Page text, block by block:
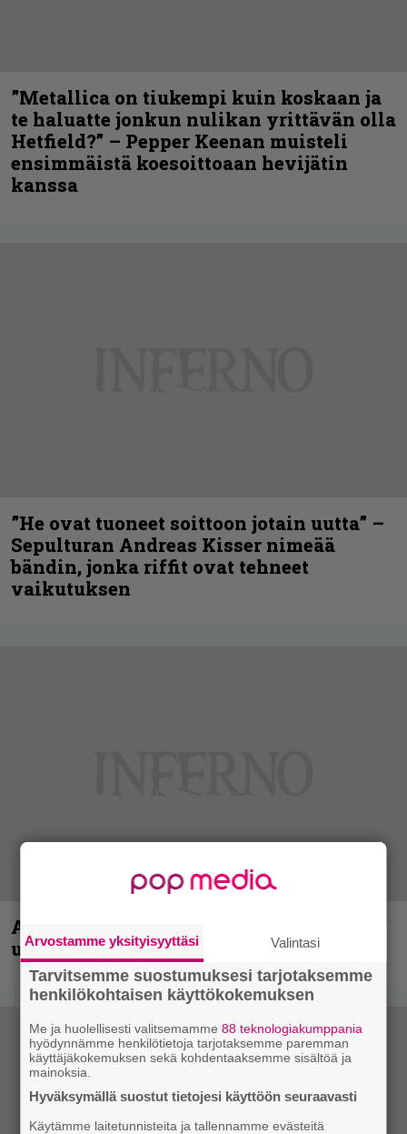
”Metallica on tiukempi kuin koskaan ja
te haluatte jonkun nulikan yrittävän olla
Hetfield?” – Pepper Keenan muisteli
ensimmäistä koesoittoaan hevijätin
kanssa
”He ovat tuoneet soittoon jotain uutta” –
Sepulturan Andreas Kisser nimeää
bändin, jonka riffit ovat tehneet
vaikutuksen
Anthrax vie katsojat keikkatunnelmiin
uudella videollaan
Arvostamme yksityisyyttäsi Valintasi
Tarvitsemme suostumuksesi tarjotaksemme
henkilökohtaisen käyttökokemuksen
Me ja huolellisesti valitsemamme88 teknologiakumppania
hyödynnämme henkilötietoja tarjotaksemme paremman
käyttäjäkokemuksen sekä kohdentaaksemme sisältöä ja
mainoksia.
Hyväksymällä suostut tietojesi käyttöön seuraavasti
Käytämme laitetunnisteita ja tallennamme evästeitä